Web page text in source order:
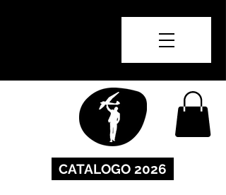
CATALOGO 2026